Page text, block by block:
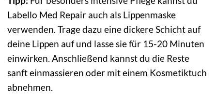
Labello Med Repair auch als Lippenmaske
verwenden. Trage dazu eine dickere Schicht auf
deine Lippen auf und lasse sie für 15-20 Minuten
einwirken. Anschließend kannst du die Reste
sanft einmassieren oder mit einem Kosmetiktuch
abnehmen.